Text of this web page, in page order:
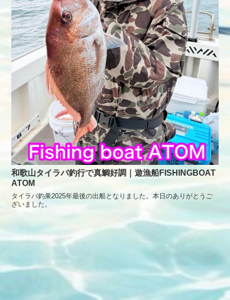
和歌山タイラバ釣行で真鯛好調｜遊漁船FISHINGBOAT
ATOM
タイラバ釣果2025年最後の出船となりました。本日のありがとうご
ざいました。